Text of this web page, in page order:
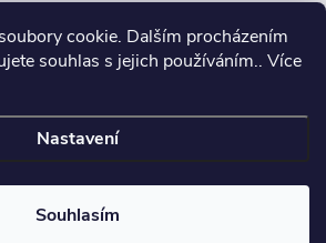
cookie. Dalším procházením
souhlas s jejich používáním.. Více
Nastavení
Souhlasím
Style4.cz. Všechna práva vyhrazena.